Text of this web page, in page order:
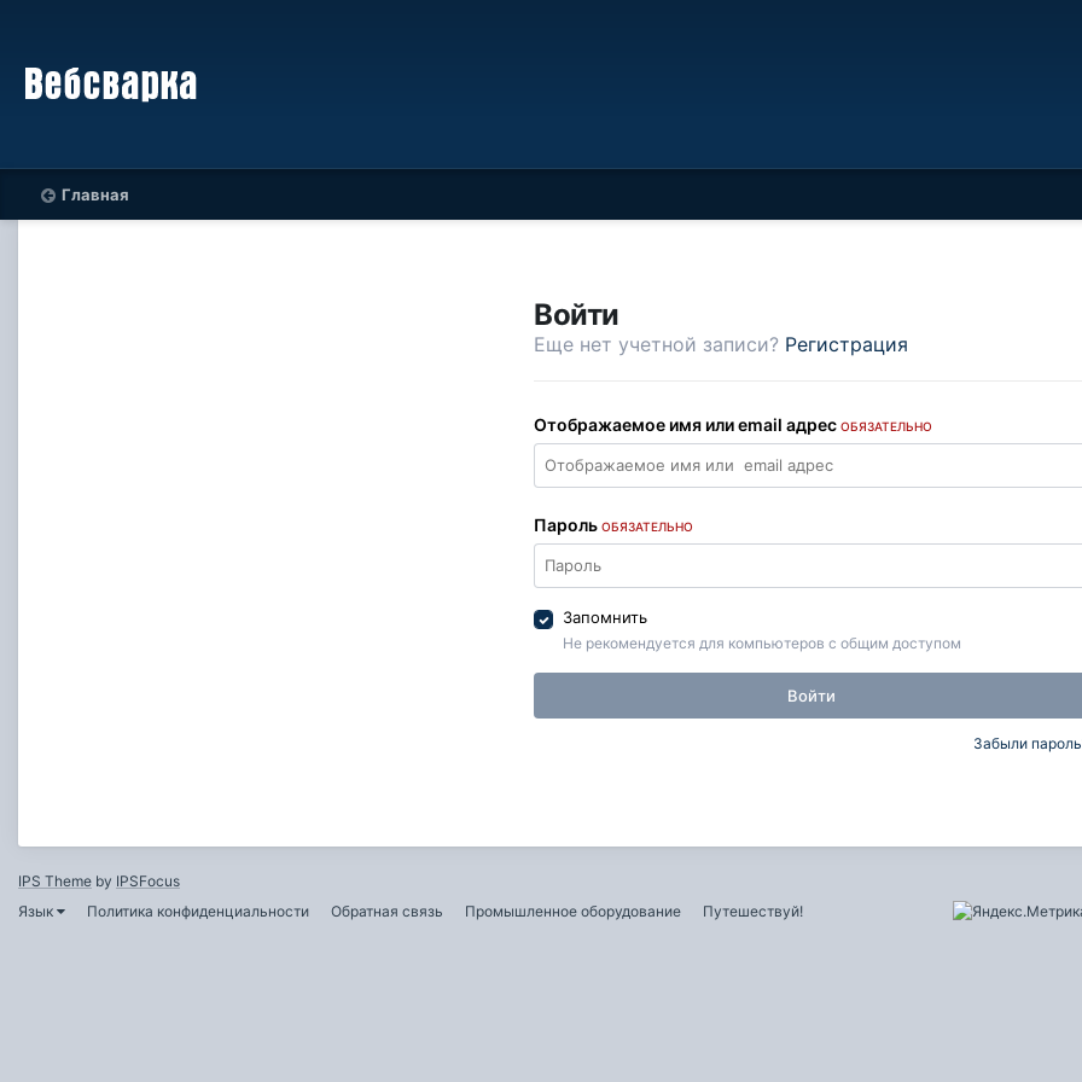
Главная
Войти
Еще нет учетной записи? Регистрация
Отображаемое имя или email адрес ОБЯЗАТЕЛЬНО
Пароль ОБЯЗАТЕЛЬНО
Запомнить
Не рекомендуется для компьютеров с общим доступом
Войти
Забыли
IPS Theme by IPSFocus
Язык
Политика конфиденциальности Обратная связь Промышленное оборудование Путешествуй!